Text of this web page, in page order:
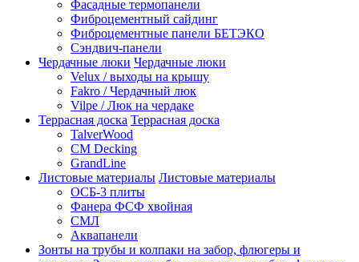
Фасадные термопанели
Фиброцементный сайдинг
Фиброцементные панели БЕТЭКО
Сэндвич-панели
Чердачные люки Чердачные люки
Velux / выходы на крышу
Fakro / Чердачный люк
Vilpe / Люк на чердаке
Террасная доска Террасная доска
TalverWood
CM Decking
GrandLine
Листовые материалы Листовые материалы
ОСБ-3 плиты
Фанера ФСФ хвойная
СМЛ
Аквапанели
Зонты на трубы и колпаки на забор, флюгеры и